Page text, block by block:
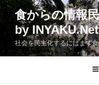
コ
食からの情報
by INYAKU.Net
社会を民主化するにはまず